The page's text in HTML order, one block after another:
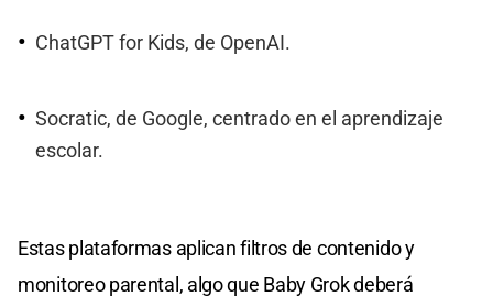
ChatGPT for Kids, de OpenAI.
Socratic, de Google, centrado en el aprendizaje
escolar.
Estas plataformas aplican filtros de contenido y
monitoreo parental, algo que Baby Grok deberá